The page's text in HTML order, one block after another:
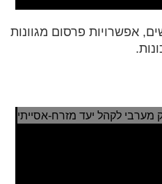
אפשרויות פרסום מגוונות